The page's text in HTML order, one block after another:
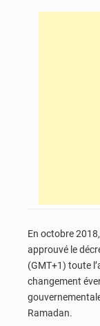
En octobre
approuvé le
(GMT+1) toute
changement
Ramadan.